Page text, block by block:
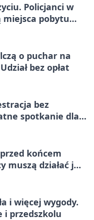
Policjanci w
miejsca pobytu
o puchar na
bez opłat
bez
spotkanie dla
końcem
muszą działać już
i więcej wygody.
i przedszkolu